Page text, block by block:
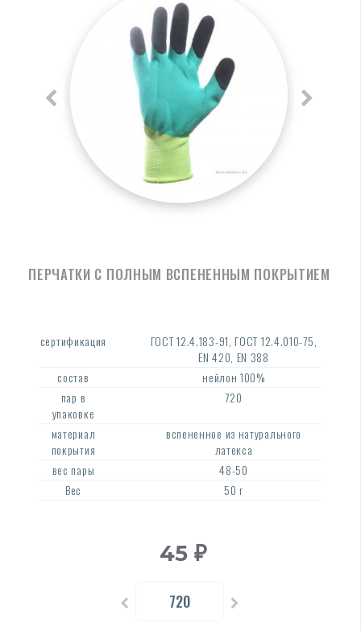
ПЕРЧАТКИ С ПОЛНЫМ ВСПЕНЕННЫМ ПОКРЫТИЕМ
сертификация
ГОСТ 12.4.183-91, ГОСТ 12.4.010-75,
EN 420, EN 388
состав
нейлон 100%
пар в
упаковке
720
материал
покрытия
вспененное из натурального
латекса
вес пары
48-50
Вес
50 г
45 ₽